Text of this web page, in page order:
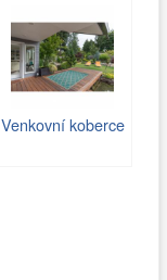
Venkovní koberce